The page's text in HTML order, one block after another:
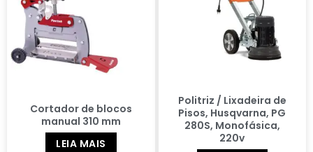
Cortador de blocos
manual 310 mm
LEIA MAIS
Politriz / Lixadeira de
Pisos, Husqvarna, PG
280S, Monofásica,
220v